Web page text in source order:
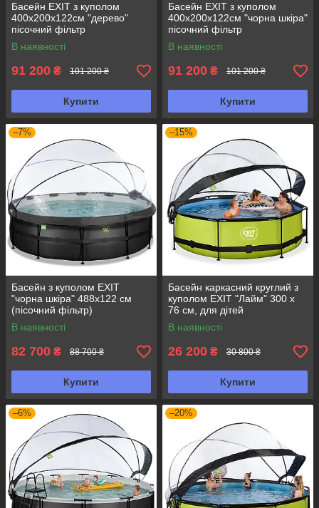
Басейн EXIT з куполом
400х200х122см "дерево"
пісочний фільтр
В наявності
91 200 ₴ 101 200 ₴
Купити
Басейн EXIT з куполом
400х200х122см "чорна шкіра"
пісочний фільтр
В наявності
91 200 ₴ 101 200 ₴
Купити
–7%
Басейн з куполом EXIT
"чорна шкіра" 488х122 см
(пісочний фільтр)
В наявності
82 700 ₴ 88 700 ₴
Купити
–15%
Басейн каркасний круглий з
куполом EXIT "Лайм" 300 х
76 см, для дітей
В наявності
26 200 ₴ 30 800 ₴
Купити
–6% –20%